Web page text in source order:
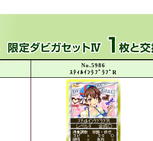
No.5986
ｽﾃｨﾙｲﾝﾗﾌﾞﾗﾌﾞR